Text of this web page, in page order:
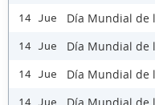
14 Jue Día Mundial de
14 Jue Día Mundial de
14 Jue Día Mundial de
14 Jue